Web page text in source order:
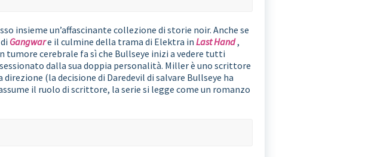
insieme un’affascinante collezione di storie noir. Anche se
Gangware il culmine della trama di Elektra inLast Hand,
tumore cerebrale fa sì che Bullseye inizi a vedere tutti
dalla sua doppia personalità. Miller è uno scrittore
(la decisione di Daredevil di salvare Bullseye ha
il ruolo di scrittore, la serie si legge come un romanzo